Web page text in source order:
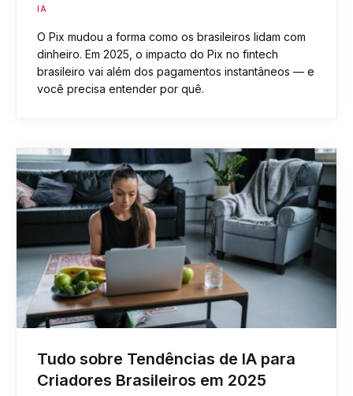
IA
O Pix mudou a forma como os brasileiros lidam com
dinheiro. Em 2025, o impacto do Pix no fintech
brasileiro vai além dos pagamentos instantâneos — e
você precisa entender por quê.
Tudo sobre Tendências de IA para
Criadores Brasileiros em 2025